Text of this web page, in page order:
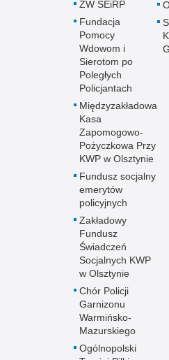
ZW SEiRP
Fundacja
Pomocy
Wdowom i
Sierotom po
Poległych
Policjantach
Międzyzakładowa
Kasa
Zapomogowo-
Pożyczkowa Przy
KWP w Olsztynie
Fundusz socjalny
emerytów
policyjnych
Zakładowy
Fundusz
Świadczeń
Socjalnych KWP
w Olsztynie
Chór Policji
Garnizonu
Warmińsko-
Mazurskiego
Ogólnopolski